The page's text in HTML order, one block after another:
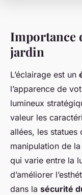
Importance
jardin
L’éclairage est un
l’apparence de
lumineux
valeur les
allées, les statues
manipulation de
qui varie entre la
d’améliorer
dans la sécurité